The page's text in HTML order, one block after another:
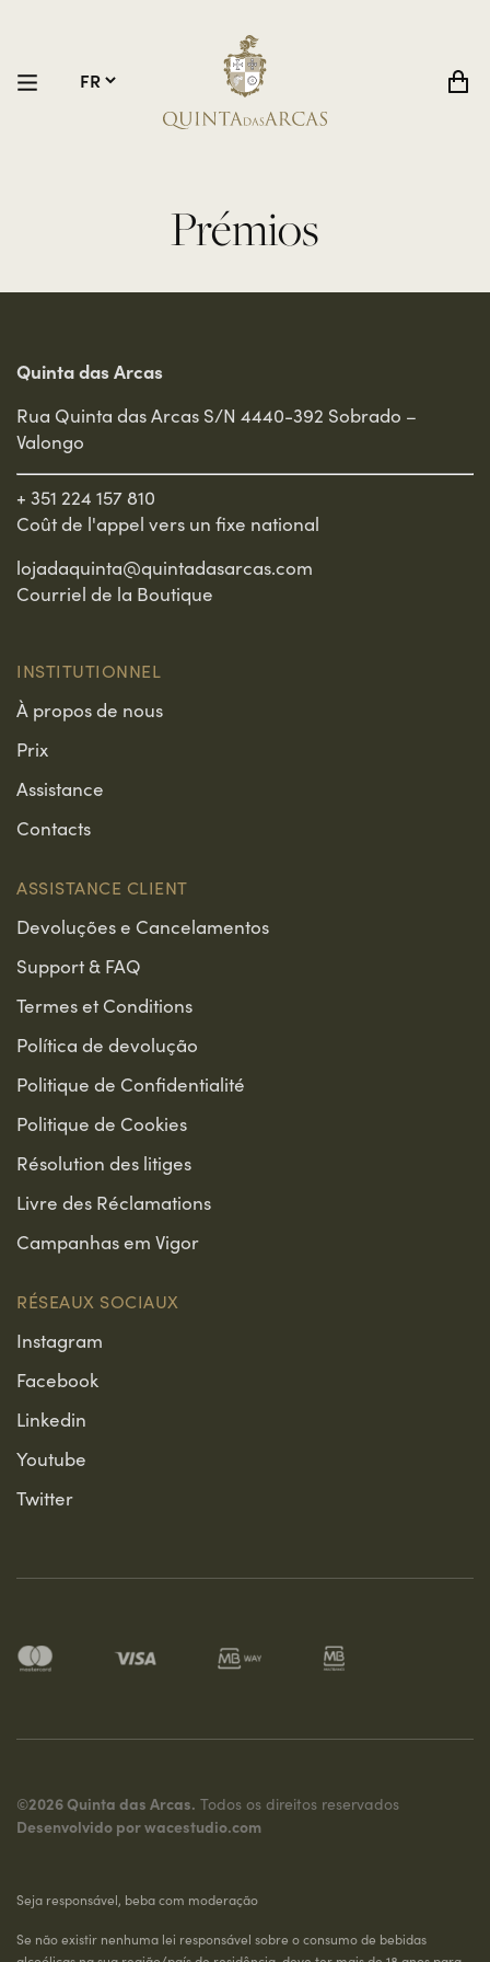
Prémios
Quinta das Arcas
Rua Quinta das Arcas S/N 4440-392 Sobrado –
Valongo
+ 351 224 157 810
Coût de l'appel vers un fixe national
lojadaquinta@quintadasarcas.com
Courriel de la Boutique
INSTITUTIONNEL
À propos de nous
Prix
Assistance
Contacts
ASSISTANCE CLIENT
Devoluções e Cancelamentos
Support & FAQ
Termes et Conditions
Política de devolução
Politique de Confidentialité
Politique de Cookies
Résolution des litiges
Livre des Réclamations
Campanhas em Vigor
RÉSEAUX SOCIAUX
Instagram
Facebook
Linkedin
Youtube
Twitter
©2026 Quinta das Arcas. Todos os direitos reservados
Desenvolvido porwacestudio.com
Seja responsável, beba com moderação
Se não existir nenhuma lei responsável sobre o consumo de bebidas